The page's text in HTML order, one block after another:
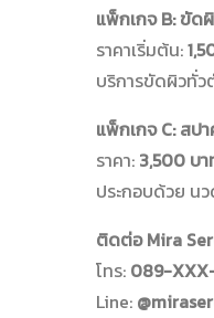
แพ็กเกจ B: ขัด
ราคาเริ่มต้น:
บริการขัดผิวทั่
แพ็กเกจ C: สป
ราคา: 3,500 บ
ประกอบด้วย น
ติดต่อ Mira
โทร: 089-
Line: